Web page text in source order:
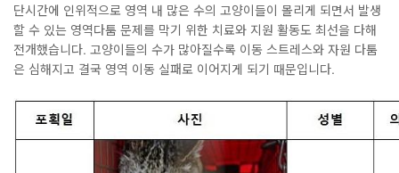
단시간에 인위적으로 영역 내 많은 수의 고양이들이 몰리게 되면서 발생
할 수 있는 영역다툼 문제를 막기 위한 치료와 지원 활동도 최선을 다해
전개했습니다. 고양이들의 수가 많아질수록 이동 스트레스와 자원 다툼
은 심해지고 결국 영역 이동 실패로 이어지게 되기 때문입니다.